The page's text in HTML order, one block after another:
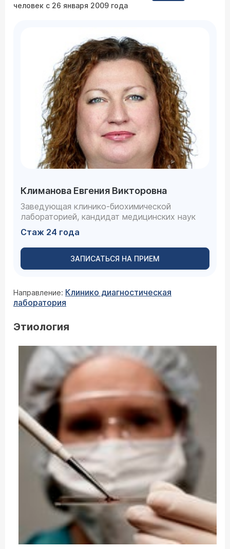
Климанова Евгения Викторовна
Заведующая клинико-биохимической
лабораторией, кандидат медицинских наук
Стаж 24 года
ЗАПИСАТЬСЯ НА ПРИЕМ
человек с 26 января 2009 года
Направление: Клинико диагностическая
лаборатория
Этиология